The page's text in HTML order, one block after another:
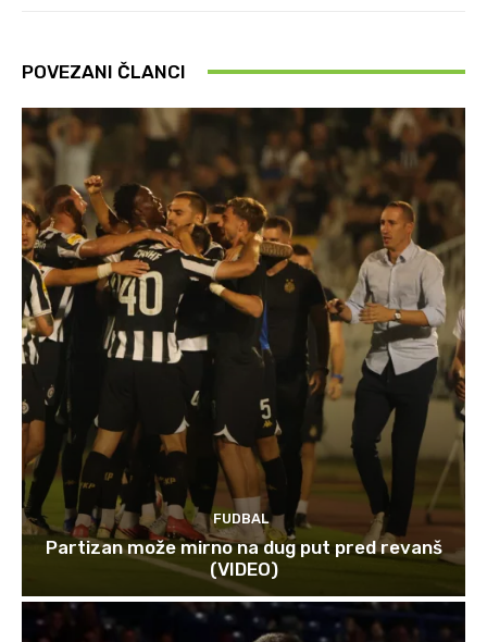
POVEZANI ČLANCI
FUDBAL
Partizan može mirno na dug put pred revanš
(VIDEO)